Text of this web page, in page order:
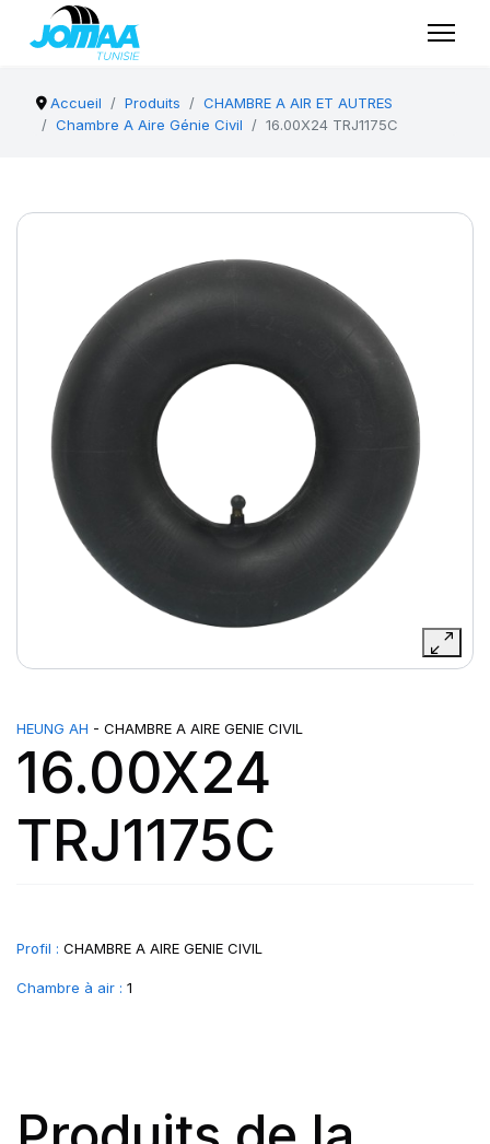
Accueil Produits
CHAMBRE A AIR ET AUTRES
Chambre A Aire Génie Civil
16.00X24 TRJ1175C
HEUNG AH - CHAMBRE A AIRE GENIE CIVIL
16.00X24
TRJ1175C
Profil : CHAMBRE A AIRE GENIE CIVIL
Chambre à air : 1